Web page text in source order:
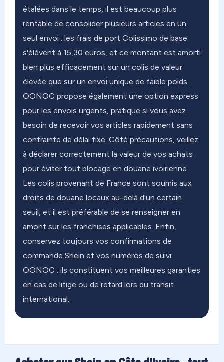
étalées dans le temps, il est beaucoup plus
rentable de consolider plusieurs articles en un
seul envoi : les frais de port Colissimo de base
s'élèvent à 15,30 euros, et ce montant est amorti
bien plus efficacement sur un colis de valeur
élevée que sur un envoi unique de faible poids.
OONOC propose également une option express
pour les envois urgents, pratique si vous avez
besoin de recevoir vos articles rapidement sans
contrainte de délai fixe. Côté précautions, veillez
à déclarer correctement la valeur de vos achats
pour éviter tout blocage en douane ivoirienne.
Les colis provenant de France sont soumis aux
droits de douane locaux au-delà d'un certain
seuil, et il est préférable de se renseigner en
amont sur les franchises applicables. Enfin,
conservez toujours vos confirmations de
commande Shein et vos numéros de suivi
OONOC : ils constituent vos meilleures garanties
en cas de litige ou de retard lors du transit
international.